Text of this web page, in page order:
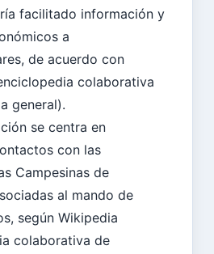
facilitado información y
a
de acuerdo con
colaborativa
general).
se centra en
con las
Campesinas de
al mando de
según Wikipedia
colaborativa de